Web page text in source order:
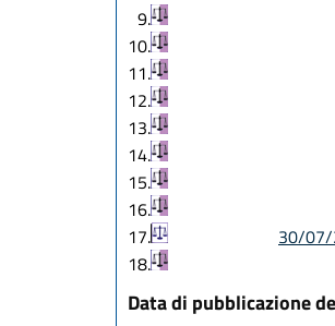
9.
10.
11.
12.
13.
14.
15.
16.
17.
30/
18.
Data di pubblicazione